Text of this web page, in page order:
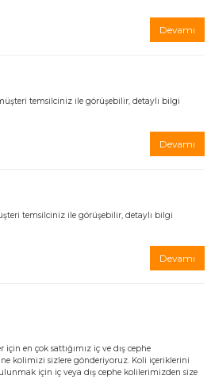
Devamı
temsilciniz ile görüşebilir, detaylı bilgi
Devamı
temsilciniz ile görüşebilir, detaylı bilgi
Devamı
en çok sattığımız iç ve dış cephe
kolimizi sizlere gönderiyoruz. Koli içeriklerini
için iç veya dış cephe kolilerimizden size